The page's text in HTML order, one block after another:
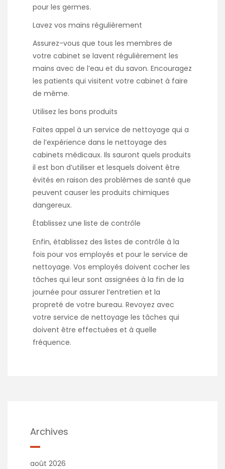
pour les germes.
Lavez vos mains régulièrement
Assurez-vous que tous les membres de
votre cabinet se lavent régulièrement les
mains avec de l’eau et du savon. Encouragez
les patients qui visitent votre cabinet à faire
de même.
Utilisez les bons produits
Faites appel à un service de nettoyage qui a
de l’expérience dans le nettoyage des
cabinets médicaux. Ils sauront quels produits
il est bon d’utiliser et lesquels doivent être
évités en raison des problèmes de santé que
peuvent causer les produits chimiques
dangereux.
Établissez une liste de contrôle
Enfin, établissez des listes de contrôle à la
fois pour vos employés et pour le service de
nettoyage. Vos employés doivent cocher les
tâches qui leur sont assignées à la fin de la
journée pour assurer l’entretien et la
propreté de votre bureau. Revoyez avec
votre service de nettoyage les tâches qui
doivent être effectuées et à quelle
fréquence.
Archives
août 2026